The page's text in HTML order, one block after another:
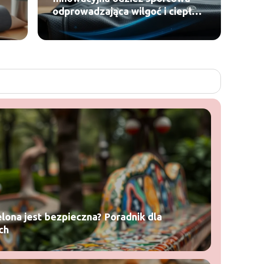
odprowadzająca wilgoć i ciepło:
zalety
jest bezpieczna? Poradnik dla